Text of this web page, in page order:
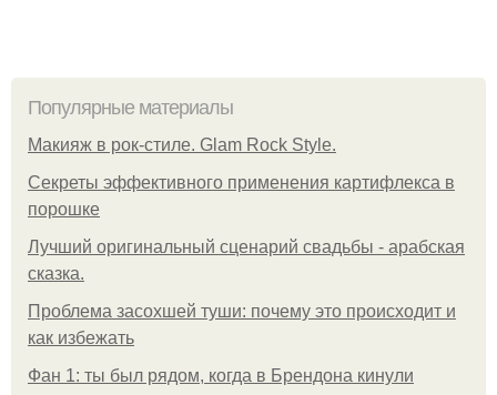
Популярные материалы
Макияж в рок-стиле. Glam Rock Style.
Секреты эффективного применения картифлекса в
порошке
Лучший оригинальный сценарий свадьбы - арабская
сказка.
Проблема засохшей туши: почему это происходит и
как избежать
Фан 1: ты был рядом, когда в Брендона кинули